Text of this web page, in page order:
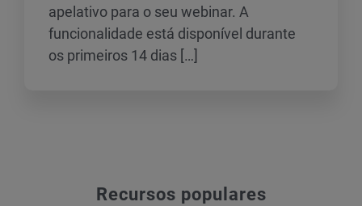
apelativo para o seu webinar. A
funcionalidade está disponível durante
os primeiros 14 dias […]
Recursos populares